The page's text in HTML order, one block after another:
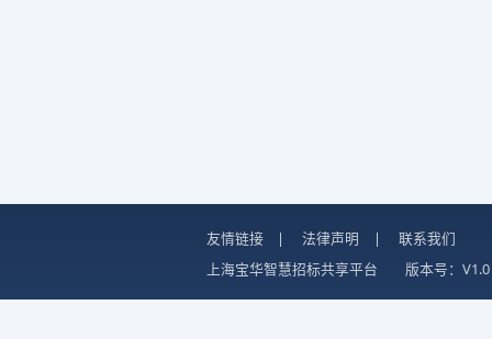
友情链接 | 法律声明 |
联系我们
上海宝华智慧招标共享平台
版本号：V1.0